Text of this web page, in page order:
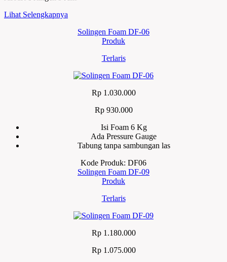
Lihat Selengkapnya
Solingen Foam DF-06
Produk
Terlaris
Rp 1.030.000
Rp 930.000
Isi Foam 6 Kg
Ada Pressure Gauge
Tabung tanpa sambungan las
Kode Produk: DF06
Solingen Foam DF-09
Produk
Terlaris
Rp 1.180.000
Rp 1.075.000